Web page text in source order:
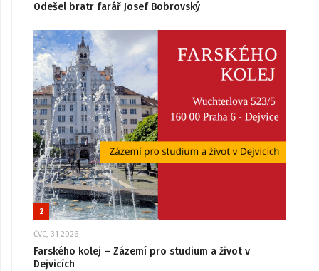
Odešel bratr farář Josef Bobrovský
2
ČVC, 31 2026
Farského kolej – Zázemí pro studium a život v
Dejvicích